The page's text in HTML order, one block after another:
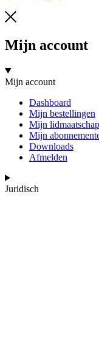
Mijn account
Mijn account
Dashboard
Mijn bestellingen
Mijn
Mijn
Downloads
Afmelden
Juridisch